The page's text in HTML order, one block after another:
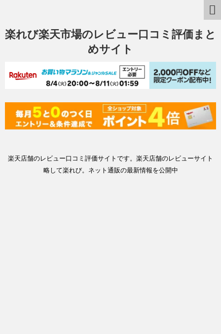
楽れび楽天市場のレビュー口コミ評価まと
めサイト
楽天店舗のレビュー口コミ評価サイトです。楽天店舗のレビューサイト
略して楽れび。ネット通販の最新情報を公開中